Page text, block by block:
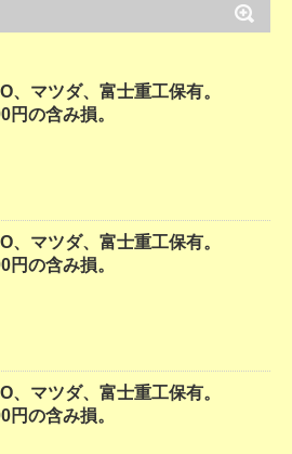
、マツダ、富士重工保有。
円の含み損。
、マツダ、富士重工保有。
円の含み損。
、マツダ、富士重工保有。
円の含み損。